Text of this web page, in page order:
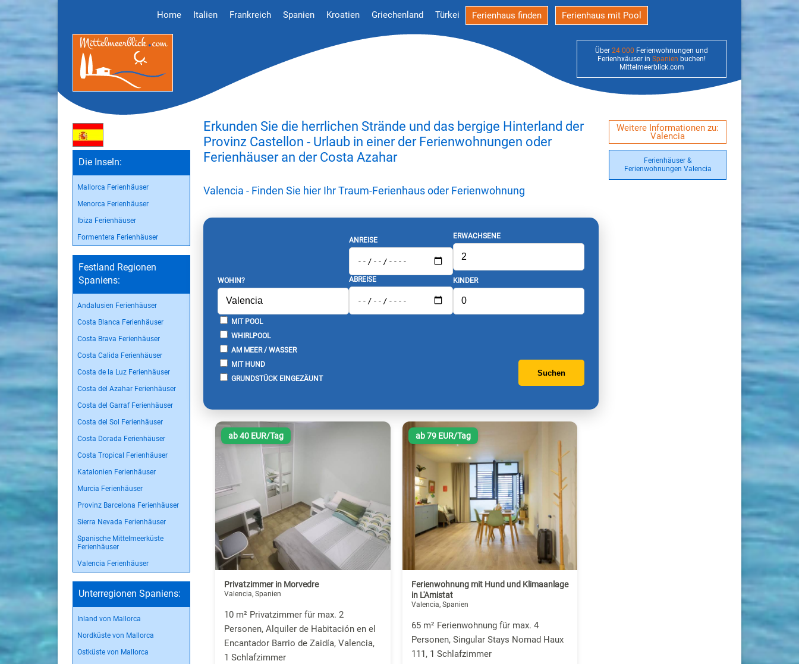
Home Italien Frankreich Spanien Kroatien Griechenland Türkei Ferienhaus finden Ferienhaus mit Pool
Über 24 000 Ferienwohnungen und
Ferienhxäuser in Spanien buchen!
Mittelmeerblick.com
Die Inseln:
Mallorca Ferienhäuser
Menorca Ferienhäuser
Ibiza Ferienhäuser
Formentera Ferienhäuser
Festland Regionen
Spaniens:
Andalusien Ferienhäuser
Costa Blanca Ferienhäuser
Costa Brava Ferienhäuser
Costa Calida Ferienhäuser
Costa de la Luz Ferienhäuser
Costa del Azahar Ferienhäuser
Costa del Garraf Ferienhäuser
Costa del Sol Ferienhäuser
Costa Dorada Ferienhäuser
Costa Tropical Ferienhäuser
Katalonien Ferienhäuser
Murcia Ferienhäuser
Provinz Barcelona Ferienhäuser
Sierra Nevada Ferienhäuser
Spanische Mittelmeerküste
Ferienhäuser
Valencia Ferienhäuser
Unterregionen Spaniens:
Inland von Mallorca
Nordküste von Mallorca
Ostküste von Mallorca
Weitere Informationen zu:
Valencia
Ferienhäuser &
Ferienwohnungen Valencia
Erkunden Sie die herrlichen Strände und das bergige Hinterland der
Provinz Castellon - Urlaub in einer der Ferienwohnungen oder
Ferienhäuser an der Costa Azahar
Valencia - Finden Sie hier Ihr Traum-Ferienhaus oder Ferienwohnung
WOHIN?
ANREISE
ABREISE
ERWACHSENE
KINDER
MIT POOL
WHIRLPOOL
AM MEER / WASSER
MIT HUND
GRUNDSTÜCK EINGEZÄUNT
Suchen
ab 40 EUR/Tag
Privatzimmer in Morvedre
Valencia, Spanien
10 m² Privatzimmer für max. 2
Personen, Alquiler de Habitación en el
Encantador Barrio de Zaidía, Valencia,
1 Schlafzimmer
ab 79 EUR/Tag
Ferienwohnung mit Hund und Klimaanlage
in L'Amistat
Valencia, Spanien
65 m² Ferienwohnung für max. 4
Personen, Singular Stays Nomad Haux
111, 1 Schlafzimmer